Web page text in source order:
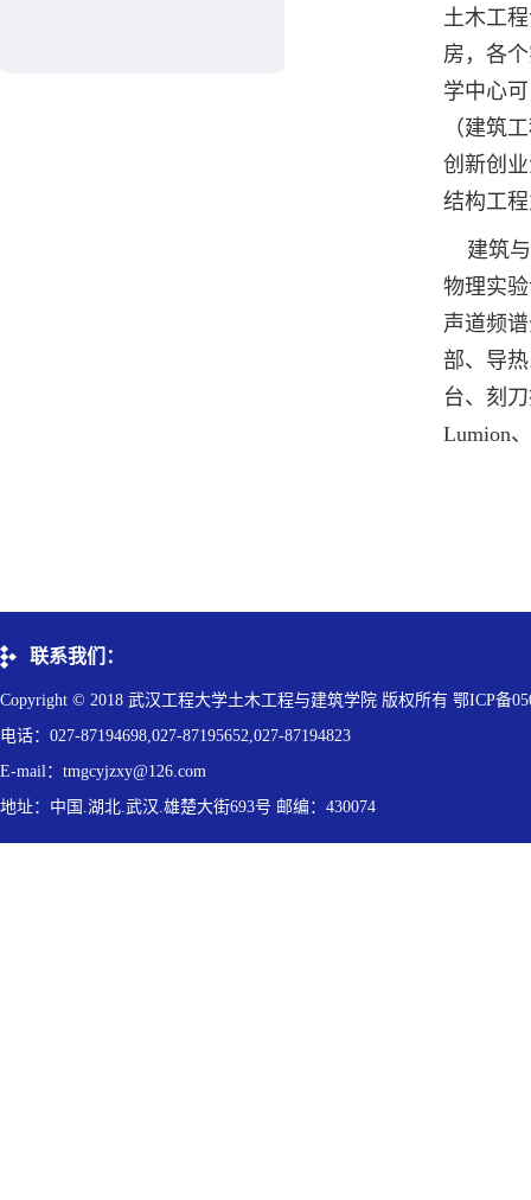
土木工
房，各
学中心
（建筑
创新创
结构工
建筑与
物理实
声道频
部、导
台、刻
Lumion
联系我们：
Copyright © 2018 武汉工程大学土木工程与建筑学院 版权所有 鄂ICP备
电话：027-87194698,027-87195652,027-87194823
E-mail：tmgcyjzxy@126.com
地址：中国.湖北.武汉.雄楚大街693号 邮编：430074